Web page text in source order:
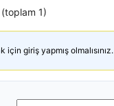
1)
için giriş yapmış olmalısınız.